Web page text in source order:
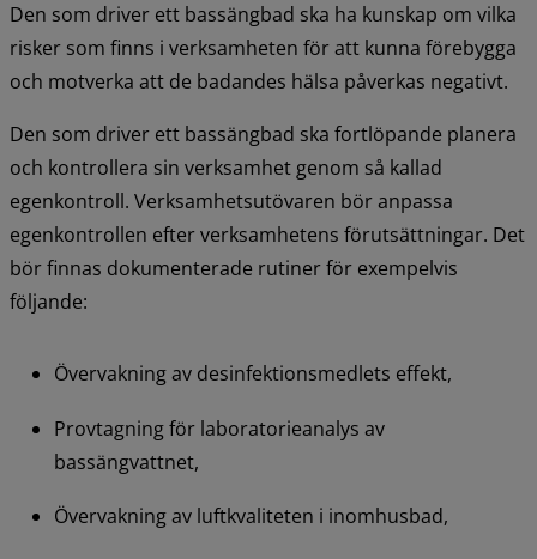
Den som driver ett bassängbad ska ha kunskap om vilka
risker som finns i verksamheten för att kunna förebygga
och motverka att de badandes hälsa påverkas negativt.
Den som driver ett bassängbad ska fortlöpande planera
och kontrollera sin verksamhet genom så kallad
egenkontroll. Verksamhetsutövaren bör anpassa
egenkontrollen efter verksamhetens förutsättningar. Det
bör finnas dokumenterade rutiner för exempelvis
följande:
Övervakning av desinfektionsmedlets effekt,
Provtagning för laboratorieanalys av
bassängvattnet,
Övervakning av luftkvaliteten i inomhusbad,